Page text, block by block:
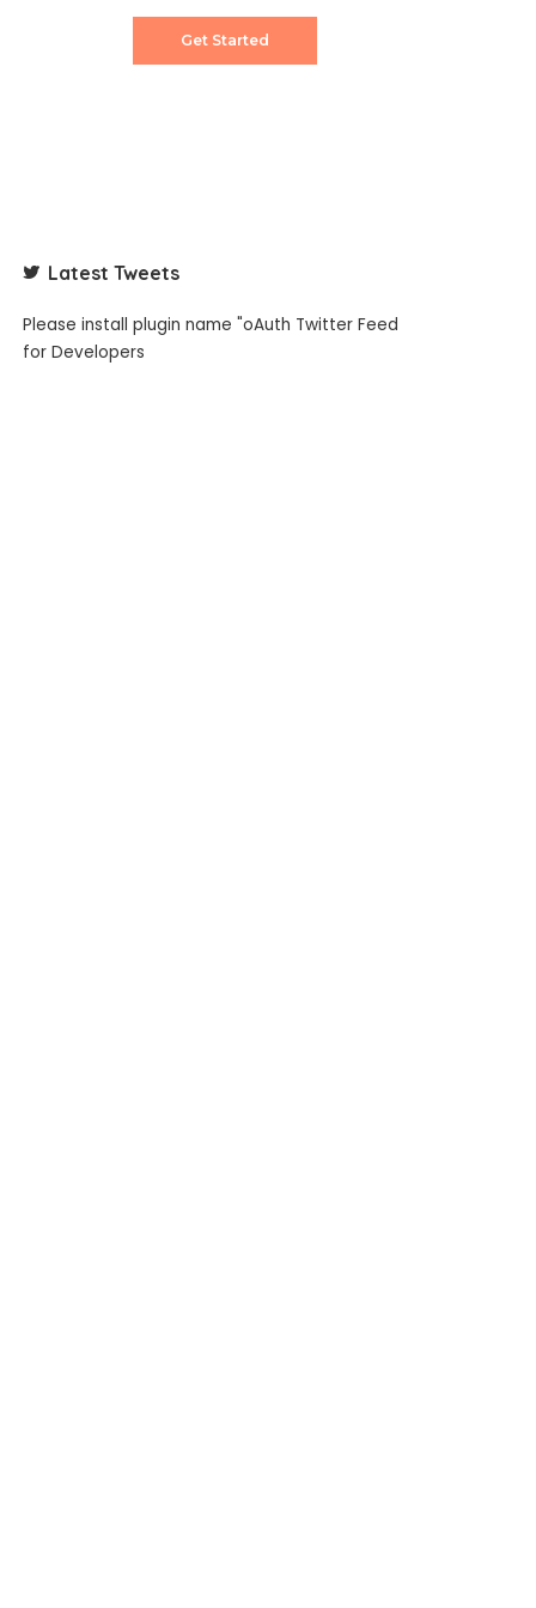
Get Started
Latest Tweets
Please install plugin name "oAuth Twitter Feed
for Developers